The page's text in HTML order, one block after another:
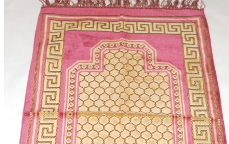
ковровый,
велюровый
тонкий,
узорами
востока,
зеленый,
месяца
Зулькагда
праздника
Курбан
байрам,
цена